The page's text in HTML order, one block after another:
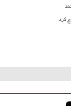
کرد